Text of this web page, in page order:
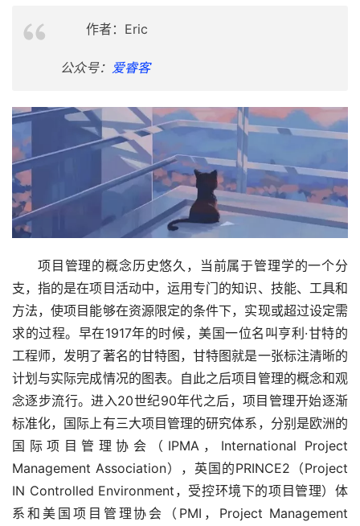
作者：Eric
公众号： 爱睿客
项目管理的概念历史悠久，当前属于管理学的一个分
支，指的是在项目活动中，运用专门的知识、技能、工具和
方法，使项目能够在资源限定的条件下，实现或超过设定需
求的过程。早在1917年的时候，美国一位名叫亨利·甘特的
工程师，发明了著名的甘特图，甘特图就是一张标注清晰的
计划与实际完成情况的图表。自此之后项目管理的概念和观
念逐步流行。进入20世纪90年代之后，项目管理开始逐渐
标准化，国际上有三大项目管理的研究体系，分别是欧洲的
国际项目管理协会（IPMA，International Project
Management Association），英国的PRINCE2（Project
IN Controlled Environment，受控环境下的项目管理）体
系和美国项目管理协会（PMI，Project Management